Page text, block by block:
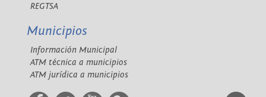
REGTSA
Municipios
Información Municipal
ATM técnica a municipios
ATM jurídica a municipios